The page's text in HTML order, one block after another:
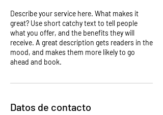
Describe your service here. What makes it
great? Use short catchy text to tell people
what you offer, and the benefits they will
receive. A great description gets readers in the
mood, and makes them more likely to go
ahead and book.
Datos de contacto